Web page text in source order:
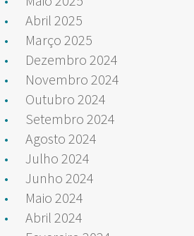
Abril 2025
Março 2025
Dezembro 2024
Novembro 2024
Outubro 2024
Setembro 2024
Agosto 2024
Julho 2024
Junho 2024
Maio 2024
Abril 2024